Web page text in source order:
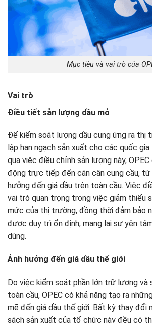
Mục tiêu và vai trò của
Vai trò
Điều tiết sản lượng dầu mỏ
Để kiểm soát lượng dầu cung ứng ra thị
lập hạn ngạch sản xuất cho các quốc
qua việc điều chỉnh sản lượng này,
động trực tiếp đến cán cân cung cầu, từ
hưởng đến giá dầu trên toàn cầu. Việc
vai trò quan trọng trong việc giảm thiểu
mức của thị trường, đồng thời đảm bảo
được duy trì ổn định, mang lại sự yên
dùng.
Ảnh hưởng đến giá dầu thế giới
Do việc kiểm soát phần lớn trữ lượng và
toàn cầu, OPEC có khả năng tạo ra
mẽ đến giá dầu thế giới. Bất kỳ thay đổi
sách sản xuất của tổ chức này đều có